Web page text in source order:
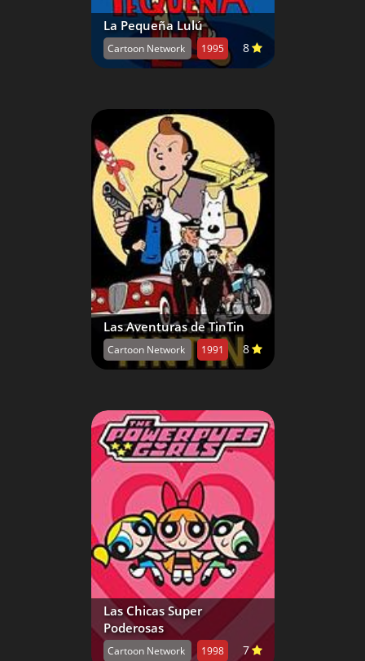
La Pequeña Lulú
Cartoon Network 1995 8
Las Aventuras de TinTin
Cartoon Network 1991 8
Las Chicas Super
Poderosas
Cartoon Network 1998 7